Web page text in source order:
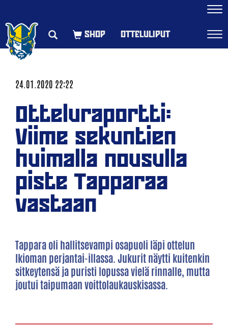
OTTELULIPUT
24.01.2020 22:22
Otteluraportti:
Viime sekuntien
huimalla nousulla
piste Tapparaa
vastaan
Tappara oli hallitsevampi osapuoli läpi ottelun
Ikioman perjantai-illassa. Jukurit näytti kuitenkin
sitkeytensä ja puristi lopussa vielä rinnalle, mutta
joutui taipumaan voittolaukauskisassa.